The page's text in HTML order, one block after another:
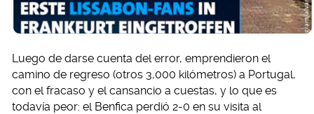
Luego de darse cuenta del error, emprendieron el
camino de regreso (otros 3,000 kilómetros) a Portugal,
con el fracaso y el cansancio a cuestas, y lo que es
todavía peor: el Benfica perdió 2-0 en su visita al